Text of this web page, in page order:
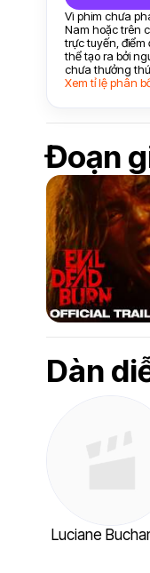
Vì phim chưa
Nam hoặc trên
trực tuyến,
thể tạo ra bởi
chưa thưởng
Xem tỉ lệ phân
Đoạn
Dàn
Luciane